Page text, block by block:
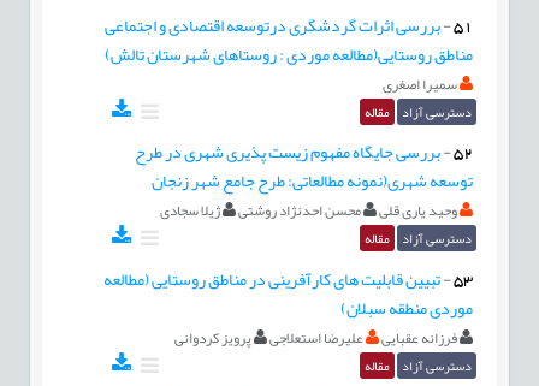
51
-بررسی اثرات گردشگری درتوسعه اقتصادی و اجتماعی
مناطق روستایی(مطالعه موردی : روستاهای شهرستان تالش)
سمیرا اصغری
دسترسی آزاد مقاله
52
-بررسی جایگاه مفهوم زیست پذیری شهری در طرح
توسعه شهری(نمونه مطالعاتی: طرح جامع شهر زنجان
وحید یاری قلی محسن احدنژاد روشتی ژیلا سجادی
دسترسی آزاد مقاله
53
-تبیین قابلیت های کارآفرینی در مناطق روستایی (مطالعه
موردی منطقه سبلان)
فرزانه عقبایی علیرضا استعلاجی پرویز کردوانی
دسترسی آزاد مقاله